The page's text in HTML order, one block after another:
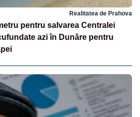
Realitatea de Prahova
pentru salvarea Centralei
azi în Dunăre pentru